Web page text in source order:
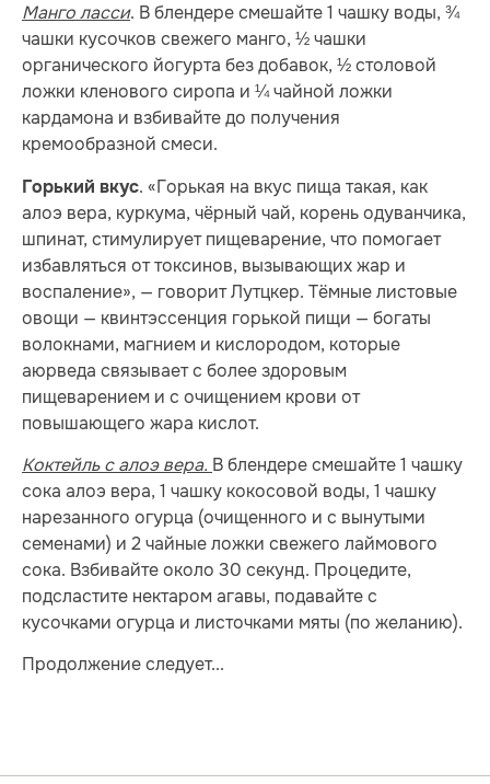
Манго ласси. В блендере смешайте 1 чашку воды, ¾
чашки кусочков свежего манго, ½ чашки
органического йогурта без добавок, ½ столовой
ложки кленового сиропа и ¼ чайной ложки
кардамона и взбивайте до получения
кремообразной смеси.
Горький вкус. «Горькая на вкус пища такая, как
алоэ вера, куркума, чёрный чай, корень одуванчика,
шпинат, стимулирует пищеварение, что помогает
избавляться от токсинов, вызывающих жар и
воспаление», — говорит Лутцкер. Тёмные листовые
овощи — квинтэссенция горькой пищи — богаты
волокнами, магнием и кислородом, которые
аюрведа связывает с более здоровым
пищеварением и с очищением крови от
повышающего жара кислот.
Коктейль с алоэ вера. В блендере смешайте 1 чашку
сока алоэ вера, 1 чашку кокосовой воды, 1 чашку
нарезанного огурца (очищенного и с вынутыми
семенами) и 2 чайные ложки свежего лаймового
сока. Взбивайте около 30 секунд. Процедите,
подсластите нектаром агавы, подавайте с
кусочками огурца и листочками мяты (по желанию).
Продолжение следует...